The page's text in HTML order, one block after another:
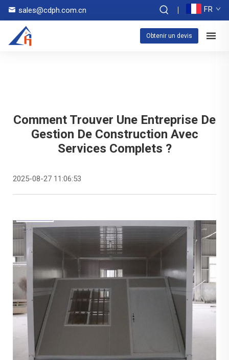
sales@cdph.com.cn FR
Obtenir un devis
Comment Trouver Une Entreprise De
Gestion De Construction Avec
Services Complets ?
2025-08-27 11:06:53